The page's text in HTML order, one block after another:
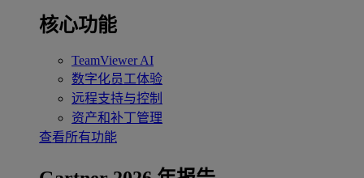
核心功能
TeamViewer AI
数字化员工体验
远程支持与控制
资产和补丁管理
查看所有功能